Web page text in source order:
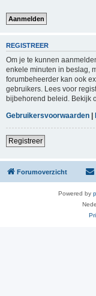
REGISTREER
Om je te kunnen
enkele minuten in beslag,
forumbeheerder kan ook
gebruikers. Lees voor
bijbehorend beleid. Bekijk
Gebruikersvoorwaarden |
Registreer
Forumoverzicht
Powered by